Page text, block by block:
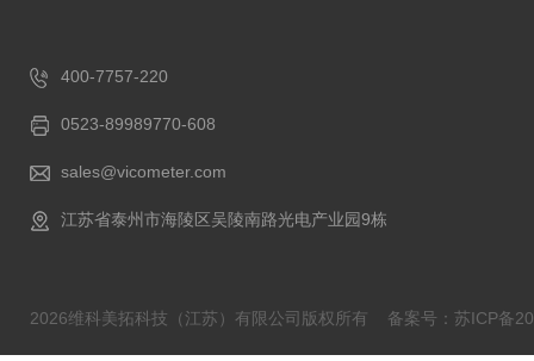
400-7757-220
0523-89989770-608
sales@vicometer.com
江苏省泰州市海陵区吴陵南路光电产业园9栋
2026维科美拓科技（江苏）有限公司版权所有 备案号：苏ICP备